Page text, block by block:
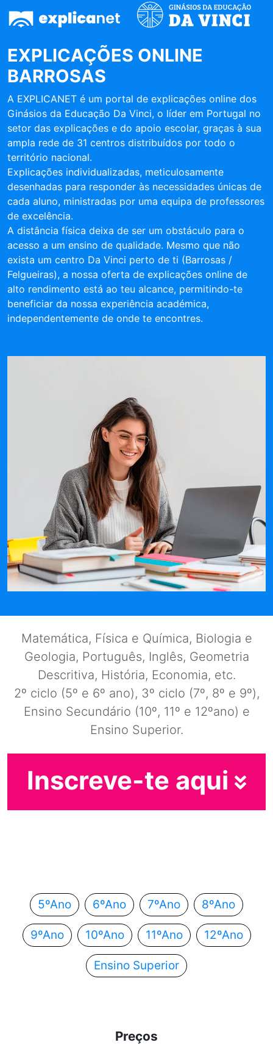
EXPLICAÇÕES ONLINE
BARROSAS
A EXPLICANET é um portal de explicações online dos
Ginásios da Educação Da Vinci, o líder em Portugal no
setor das explicações e do apoio escolar, graças à sua
ampla rede de 31 centros distribuídos por todo o
território nacional.
Explicações individualizadas, meticulosamente
desenhadas para responder às necessidades únicas de
cada aluno, ministradas por uma equipa de professores
de excelência.
A distância física deixa de ser um obstáculo para o
acesso a um ensino de qualidade. Mesmo que não
exista um centro Da Vinci perto de ti (Barrosas /
Felgueiras), a nossa oferta de explicações online de
alto rendimento está ao teu alcance, permitindo-te
beneficiar da nossa experiência académica,
independentemente de onde te encontres.
Matemática, Física e Química, Biologia e
Geologia, Português, Inglês, Geometria
Descritiva, História, Economia, etc.
2º ciclo (5º e 6º ano), 3º ciclo (7º, 8º e 9º),
Ensino Secundário (10º, 11º e 12ºano) e
Ensino Superior.
Inscreve-te aqui
5ºAno 6ºAno 7ºAno 8ºAno
9ºAno 10ºAno 11ºAno 12ºAno
Ensino Superior
Preços